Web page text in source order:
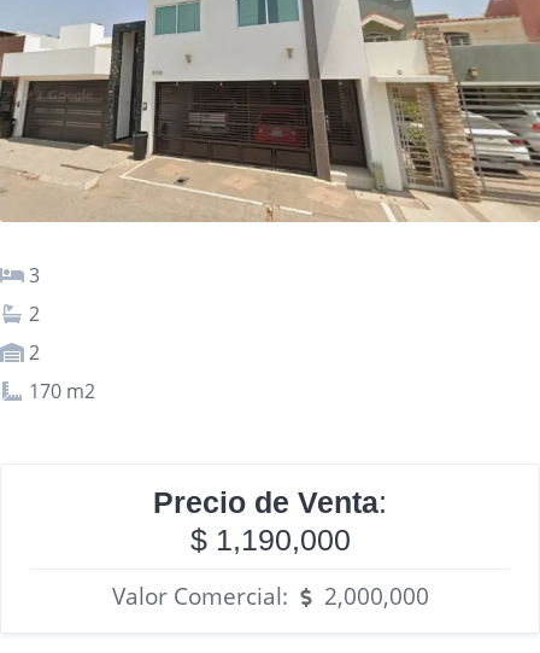
3
2
2
170 m2
Precio de Venta:
$ 1,190,000
Valor Comercial: 2,000,000